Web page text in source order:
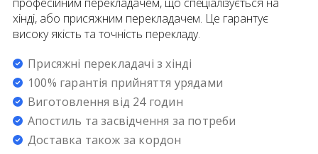
хінді, або присяжним перекладачем. Це гарантує
високу якість та точність перекладу.
Присяжні перекладачі з хінді
100% гарантія прийняття урядами
Виготовлення від 24 годин
Апостиль та засвідчення за потреби
Доставка також за кордон